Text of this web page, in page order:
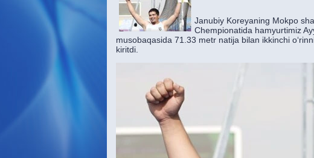
Janubiy Koreyaning Mokpo
Chempionatida hamyurtimiz
musobaqasida 71.33 metr natija bilan ikkinchi
kiritdi.